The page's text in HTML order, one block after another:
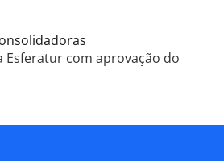
Esferatur com aprovação do